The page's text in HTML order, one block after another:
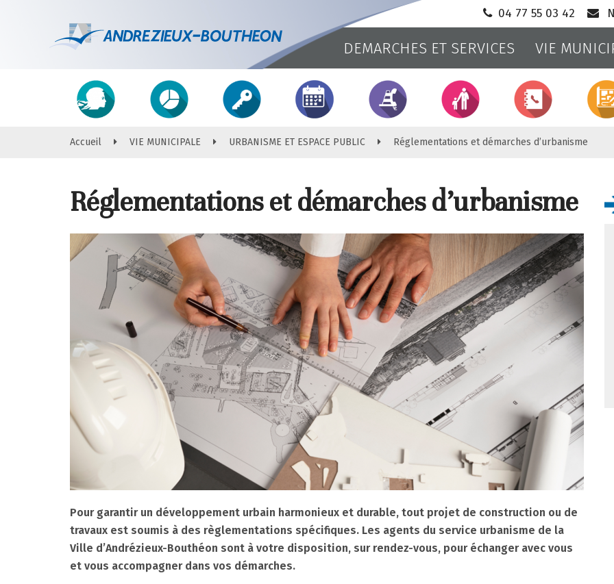
04 77 55 03 42
Ville
d'Andrézieux-
Bouthéon
DEMARCHES ET SERVICES VIE
Accueil VIE MUNICIPALE URBANISME ET ESPACE PUBLIC Réglementations et démarches d’urbanisme
Réglementations et démarches d’urbanisme
Pour garantir un développement urbain harmonieux et durable, tout projet de construction ou de
travaux est soumis à des règlementations spécifiques. Les agents du service urbanisme de la
Ville d’Andrézieux-Bouthéon sont à votre disposition, sur rendez-vous, pour échanger avec vous
et vous accompagner dans vos démarches.